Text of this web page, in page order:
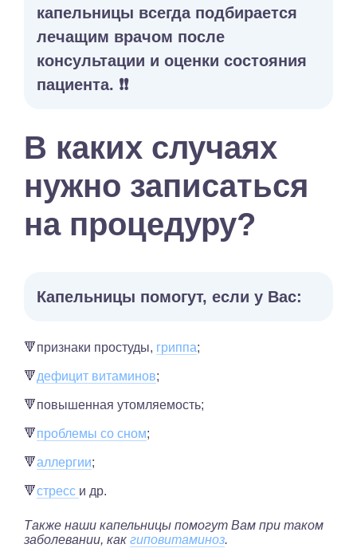
капельницы всегда подбирается
лечащим врачом после
консультации и оценки состояния
пациента. ❗️❗️
В каких случаях
нужно записаться
на процедуру?
Капельницы помогут, если у Вас:
🔻признаки простуды, гриппа;
🔻дефицит витаминов;
🔻повышенная утомляемость;
🔻проблемы со сном;
🔻аллергии;
🔻стресс и др.
Также наши капельницы помогут Вам при таком
заболевании, как гиповитаминоз.